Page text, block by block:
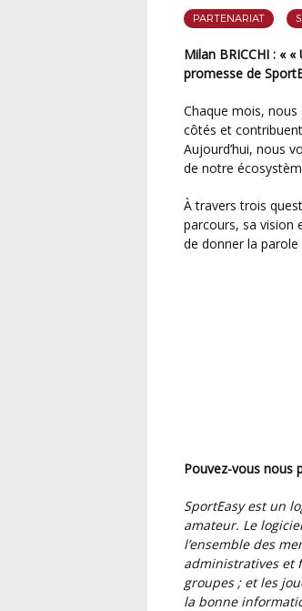
PARTENARIAT
Milan BRICCHI : « «
promesse de
Chaque mois, nous avons à cœur de mettre en lumière celles et ceux qui avancent à nos
côtés et
Aujourd’hui, nous
de notre
À travers trois questions simples mais sincères, nous avons souhaité mieux comprendre son
parcours, sa vision
de donner la
Pouvez-vous
SportEasy est un logiciel de gestion tout-en-un dédié aux équipes et clubs de sport
amateur. Le
l’ensemble des
administratives et
groupes ; et les
la bonne